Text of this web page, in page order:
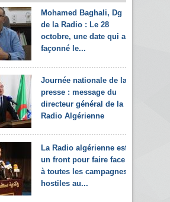
Mohamed Baghali, Dg
de la Radio : Le 28
octobre, une date qui a
façonné le...
Journée nationale de la
presse : message du
directeur général de la
Radio Algérienne
La Radio algérienne est
un front pour faire face
à toutes les campagnes
hostiles au...